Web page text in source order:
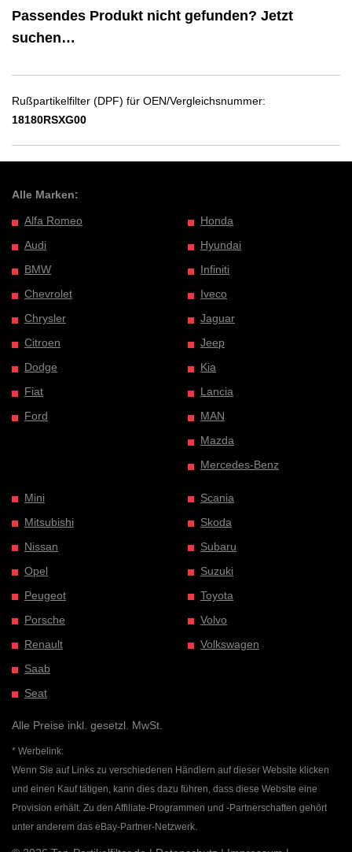
Passendes Produkt nicht gefunden? Jetzt
suchen…
Rußpartikelfilter (DPF) für OEN/Vergleichsnummer:
18180RSXG00
Alle Marken:
Alfa Romeo
Audi
BMW
Chevrolet
Chrysler
Citroen
Dodge
Fiat
Ford
Honda
Hyundai
Infiniti
Iveco
Jaguar
Jeep
Kia
Lancia
MAN
Mazda
Mercedes-Benz
Mini
Mitsubishi
Nissan
Opel
Peugeot
Porsche
Renault
Saab
Seat
Scania
Skoda
Subaru
Suzuki
Toyota
Volvo
Volkswagen
Alle Preise inkl. gesetzl. MwSt.
* Werbelink:
Wenn Sie auf Links zu verschiedenen Händlern auf dieser Website klicken
und einen Kauf tätigen, kann dies dazu führen, dass diese Website eine
Provision erhält. Zu den Affiliate-Programmen und -Partnerschaften gehört
unter anderem das eBay-Partner-Netzwerk.